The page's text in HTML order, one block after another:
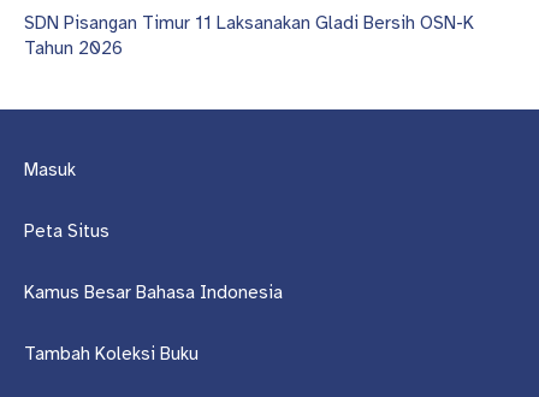
SDN Pisangan Timur 11 Laksanakan Gladi Bersih OSN-K
Tahun 2026
Masuk
Peta Situs
Kamus Besar Bahasa Indonesia
Tambah Koleksi Buku